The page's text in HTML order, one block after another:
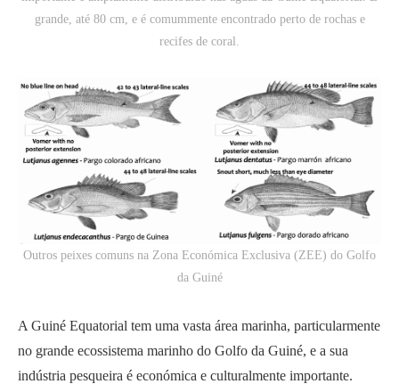
grande, até 80 cm, e é comummente encontrado perto de rochas e
recifes de coral.
Outros peixes comuns na Zona Económica Exclusiva (ZEE) do Golfo
da Guiné
A Guiné Equatorial tem uma vasta área marinha, particularmente
no grande ecossistema marinho do Golfo da Guiné, e a sua
indústria pesqueira é económica e culturalmente importante.